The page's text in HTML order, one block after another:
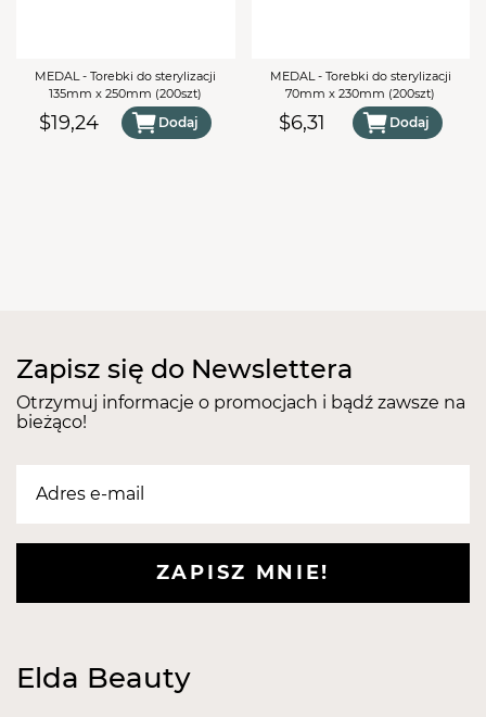
MEDAL - Torebki do sterylizacji
135mm x 250mm (200szt)
$19,24 Dodaj
MEDAL - Torebki do sterylizacji
70mm x 230mm (200szt)
$6,31 Dodaj
Zapisz się do Newslettera
Otrzymuj informacje o promocjach i bądź zawsze na
bieżąco!
ZAPISZ MNIE!
Elda Beauty